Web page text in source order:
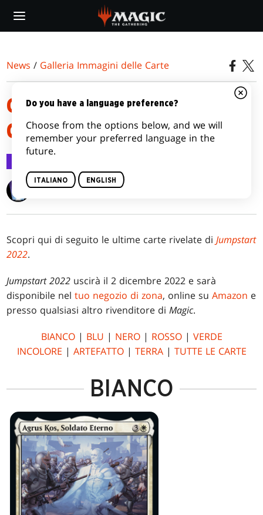
main
News / Galleria Immagini delle Carte
GALLERIA IMMAGINI DELLE
CARTE DI JUMPSTART 2022
Wizards of the Coast
Scopri qui di seguito le ultime carte rivelate diJumpstart
2022.
Jumpstart 2022 uscirà il 2 dicembre 2022 e sarà
disponibile neltuo negozio di zona, online suAmazon e
presso qualsiasi altro rivenditore diMagic.
BIANCO| BLU | NERO| ROSSO| VERDE
INCOLORE | ARTEFATTO| TERRA| TUTTE LE CARTE
BIANCO
Do you have a language preference?
Choose from the options below, and we will
remember your preferred language in the
future.
ITALIANO ENGLISH